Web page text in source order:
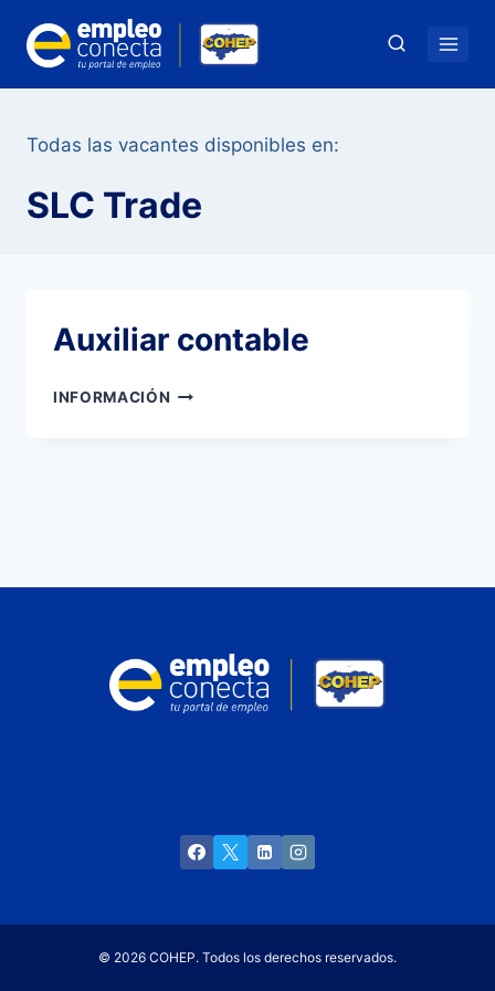
contenido
Todas las vacantes disponibles en:
SLC Trade
Auxiliar contable
INFORMACIÓN AUXILIAR
© 2026 COHEP. Todos los derechos reservados.